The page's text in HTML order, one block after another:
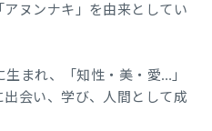
ヌンナキ」を由来としてい
まれ、「知性・美・愛…」
会い、学び、人間として成